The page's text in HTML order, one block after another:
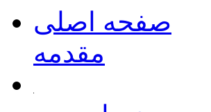
صفحه اصلی
مقدمه